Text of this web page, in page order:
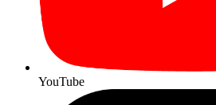
YouTube